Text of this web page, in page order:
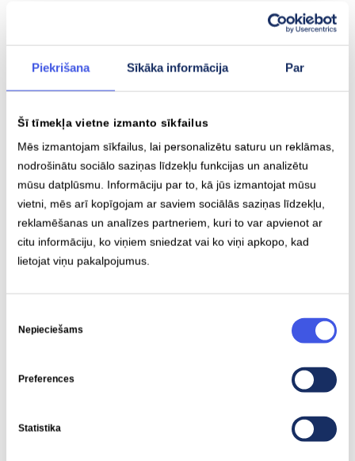
Piekrišana Sīkāka informācija Par
Šī tīmekļa vietne izmanto sīkfailus
Mēs izmantojam sīkfailus, lai personalizētu saturu un reklāmas,
nodrošinātu sociālo saziņas līdzekļu funkcijas un analizētu
mūsu datplūsmu. Informāciju par to, kā jūs izmantojat mūsu
vietni, mēs arī kopīgojam ar saviem sociālās saziņas līdzekļu,
reklamēšanas un analīzes partneriem, kuri to var apvienot ar
citu informāciju, ko viņiem sniedzat vai ko viņi apkopo, kad
lietojat viņu pakalpojumus.
izvēle
Nepieciešams
Preferences
Statistika
Ioniq 9 piedāvā vēl vienu gudru risinājumu –
automātisku akumulatora priekšsildīšanu, ja
navigācijā iezīmētauzlādes stacija. Uzlādes ātrumi ir
iespaidīgi, un pie 150 kW stacijas papildus 100 km var
iegūt aptuveni 10 minūtēs. Pie jaudīgākām stacijām
tas notiek vēl divreiz ātrāk. Pat aktīvi braucot, vidējais
patēriņš ap 28 kWh/100 km ļauj optimistiski skatīties
uz ražotāja solītajiem 600 km. Drošības sajūtu
pastiprina arī 5 gadu vispārējā garantija un 12 gadu
pretkorozijas aizsardzība.
“dubļi” un “sniegs” – ļauj atklāt jaunas šī klusi jaudīgā